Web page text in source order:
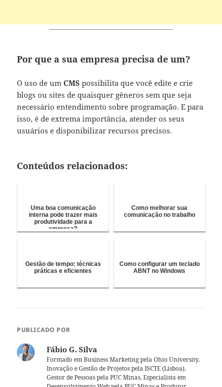
Por que a sua empresa precisa de um?
O uso de umCMSpossibilita que você edite e crie
blogs ou sites de quaisquer gêneros sem que seja
necessário entendimento sobre programação. E para
isso, é de extrema importância, atender os seus
usuários e disponibilizar recursos precisos.
Conteúdos relacionados:
Uma boa comunicação
interna pode trazer mais
produtividade para a
empresa?
Como melhorar sua
comunicação no trabalho
Gestão de tempo: técnicas
práticas e eficientes
Como configurar um teclado
ABNT no Windows
PUBLICADO POR
Fábio G. Silva
Formado em Business Marketing pela Ohio University,
Inovação e Gestão de Projetos pela ISCTE (Lisboa),
Gestor de Pessoas pela PUC Minas, Especialista em